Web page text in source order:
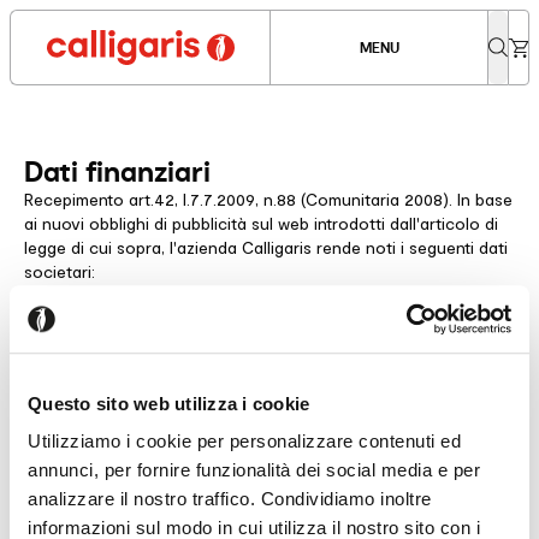
Questo sito web utilizza i cookie
Utilizziamo i cookie per personalizzare contenuti ed
annunci, per fornire funzionalità dei social media e per
analizzare il nostro traffico. Condividiamo inoltre
informazioni sul modo in cui utilizza il nostro sito con i
MENU
Dati finanziari
Recepimento art.42, l.7.7.2009, n.88 (Comunitaria 2008). In base
ai nuovi obblighi di pubblicità sul web introdotti dall'articolo di
legge di cui sopra, l'azienda Calligaris rende noti i seguenti dati
societari:
Calligaris S.p.A. a socio unico
20161 Milano (MI)
Italy
CAPITALE SOCIALE
€ 43.000.000,00 interamente versato